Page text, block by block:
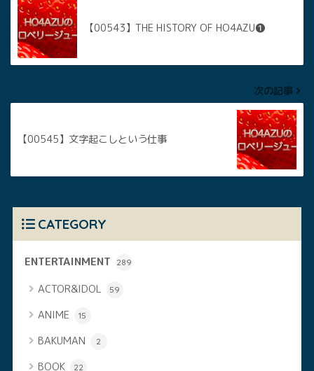
【00543】THE HISTORY OF HO4AZU❶
次の記事
【00545】文字起こしという仕事
CATEGORY
ENTERTAINMENT 289
ACTOR&IDOL 59
ANIME 15
BAKUMAN 2
BOOK 22